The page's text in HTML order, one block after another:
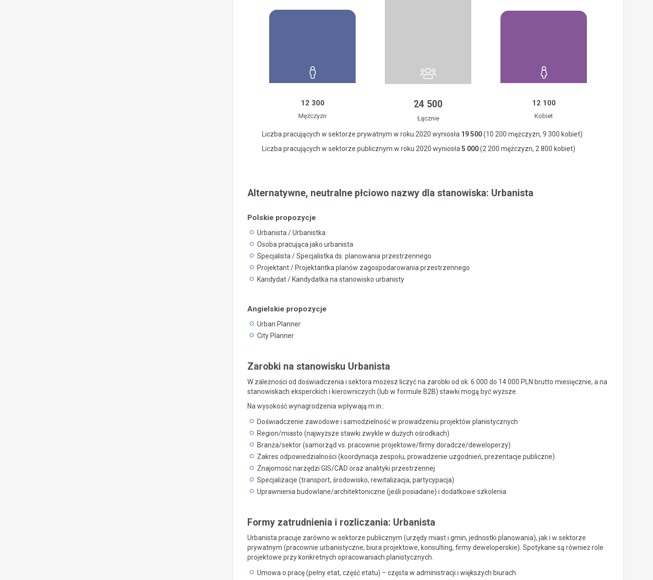
12 300
Mężczyzn
24 500
Łącznie
12 100
Kobiet
Liczba pracujących w sektorze prywatnym w roku 2020 wyniosła 19 500(10 200 mężczyzn, 9 300 kobiet)
Liczba pracujących w sektorze publicznym w roku 2020 wyniosła 5 000(2 200 mężczyzn, 2 800 kobiet)
Alternatywne, neutralne płciowo nazwy dla stanowiska: Urbanista
Polskie propozycje
Urbanista / Urbanistka
Osoba pracująca jako urbanista
Specjalista / Specjalistka ds. planowania przestrzennego
Projektant / Projektantka planów zagospodarowania przestrzennego
Kandydat / Kandydatka na stanowisko urbanisty
Angielskie propozycje
Urban Planner
City Planner
Zarobki na stanowisku Urbanista
W zależności od doświadczenia i sektora możesz liczyć na zarobki od ok. 6 000 do 14 000 PLN brutto miesięcznie, a na
stanowiskach eksperckich i kierowniczych (lub w formule B2B) stawki mogą być wyższe.
Na wysokość wynagrodzenia wpływają m.in.:
Doświadczenie zawodowe i samodzielność w prowadzeniu projektów planistycznych
Region/miasto (najwyższe stawki zwykle w dużych ośrodkach)
Branża/sektor (samorząd vs. pracownie projektowe/firmy doradcze/deweloperzy)
Zakres odpowiedzialności (koordynacja zespołu, prowadzenie uzgodnień, prezentacje publiczne)
Znajomość narzędzi GIS/CAD oraz analityki przestrzennej
Specjalizacje (transport, środowisko, rewitalizacja, partycypacja)
Uprawnienia budowlane/architektoniczne (jeśli posiadane) i dodatkowe szkolenia
Formy zatrudnienia i rozliczania: Urbanista
Urbanista pracuje zarówno w sektorze publicznym (urzędy miast i gmin, jednostki planowania), jak i w sektorze
prywatnym (pracownie urbanistyczne, biura projektowe, konsulting, firmy deweloperskie). Spotykane są również role
projektowe przy konkretnych opracowaniach planistycznych.
Umowa o pracę (pełny etat, część etatu) – częsta w administracji i większych biurach